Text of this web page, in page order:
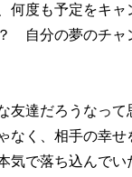
何度も予定をキ
自分の夢のチ
達だろうなって
く、相手の幸せ
気で落ち込んで